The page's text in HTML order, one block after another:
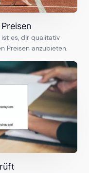
es, dir qualitativ
Preisen anzubieten.